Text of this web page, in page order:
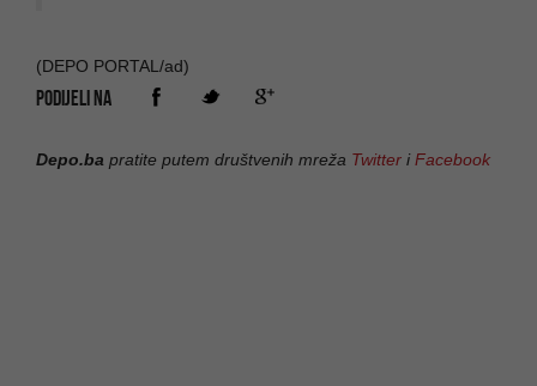
(DEPO PORTAL/ad)
PODIJELI NA
Depo.ba pratite putem društvenih mreža Twitter iFacebook